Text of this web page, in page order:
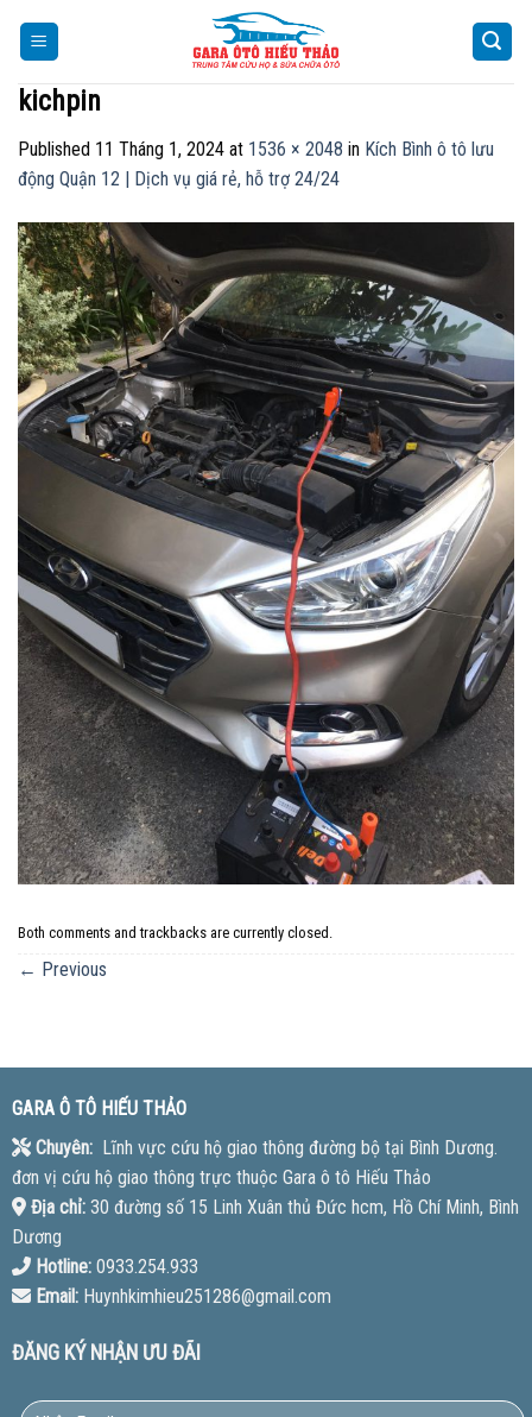
kichpin
Published 11 Tháng 1, 2024 at 1536 × 2048 in Kích Bình ô tô lưu
động Quận 12 | Dịch vụ giá rẻ, hỗ trợ 24/24
Both comments and trackbacks are currently closed.
← Previous
GARA Ô TÔ HIẾU THẢO
Chuyên:Lĩnh vực cứu hộ giao thông đường bộ tại Bình Dương.
đơn vị cứu hộ giao thông trực thuộc Gara ô tô Hiếu Thảo
Địa chỉ:30 đường số 15 Linh Xuân thủ Đức hcm, Hồ Chí Minh, Bình
Dương
Hotline:0933.254.933
Email:Huynhkimhieu251286@gmail.com
ĐĂNG KÝ NHẬN ƯU ĐÃI